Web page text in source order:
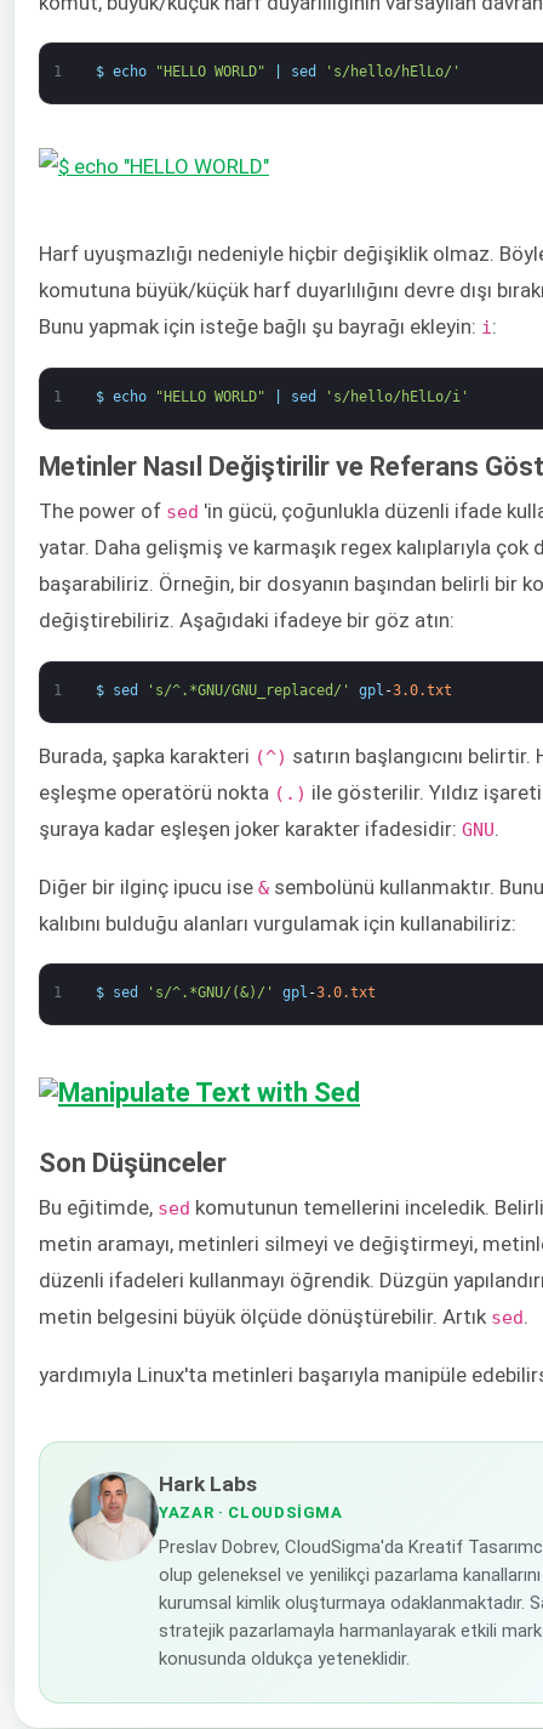
1 $ echo "HELLO WORLD" sed 's/hello/hElLo/'
Harf uyuşmazlığı nedeniyle hiçbir değişiklik olmaz.
komutuna büyük/küçük harf duyarlılığını devre dışı
Bunu yapmak için isteğe bağlı şu bayrağı ekleyin: i:
1 $ echo "HELLO WORLD" sed 's/hello/hElLo/i'
Metinler Nasıl Değiştirilir ve Referans
The power of sed 'in gücü, çoğunlukla düzenli ifade
yatar. Daha gelişmiş ve karmaşık regex kalıplarıyla çok
başarabiliriz. Örneğin, bir dosyanın başından belirli bir
değiştirebiliriz. Aşağıdaki ifadeye bir göz atın:
1 $ sed 's/^.*GNU/GNU_replaced/' gpl -3.0.txt
Burada, şapka karakteri (^) satırın başlangıcını
eşleşme operatörü nokta (.) ile gösterilir. Yıldız
şuraya kadar eşleşen joker karakter ifadesidir: GNU
Diğer bir ilginç ipucu ise & sembolünü kullanmaktır.
kalıbını bulduğu alanları vurgulamak için kullanabiliriz:
1 $ sed 's/^.*GNU/(&)/' gpl -3.0.txt
Son Düşünceler
Bu eğitimde, sed komutunun temellerini inceledik. Belirli
metin aramayı, metinleri silmeyi ve değiştirmeyi,
düzenli ifadeleri kullanmayı öğrendik. Düzgün
metin belgesini büyük ölçüde dönüştürebilir. Artık sed
yardımıyla Linux'ta metinleri başarıyla manipüle
Hark Labs
YAZAR · CLOUDSIGMA
Preslav Dobrev, CloudSigma'da Kreatif
olup geleneksel ve yenilikçi pazarlama
kurumsal kimlik oluşturmaya odaklanmaktadır.
stratejik pazarlamayla harmanlayarak etkili
konusunda oldukça yeteneklidir.